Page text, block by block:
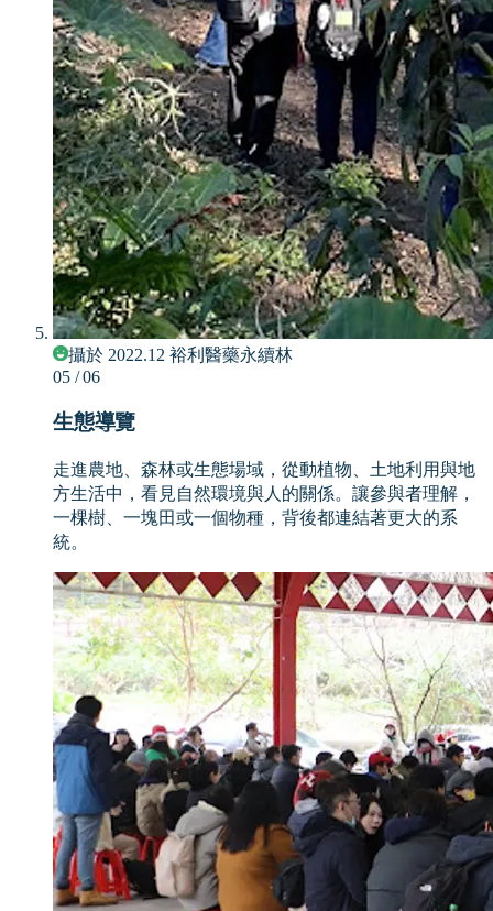
攝於 2022.12 裕利醫藥永續林
05/ 06
生態導覽
走進農地、森林或生態場域，從動植物、土地利用與地
方生活中，看見自然環境與人的關係。讓參與者理解，
一棵樹、一塊田或一個物種，背後都連結著更大的系
統。